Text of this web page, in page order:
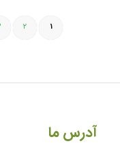
۱ ۲
آدرس ما